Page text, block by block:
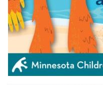
ÚLTIMAS
SELECCIONAN